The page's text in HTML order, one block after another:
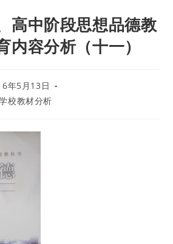
高中阶段思想品德教
内容分析（十一）
年5月13日
校教材分析